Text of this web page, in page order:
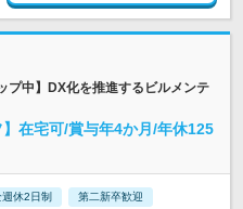
プ中】DX化を推進するビルメンテ
在宅可/賞与年4か月/年休125
休2日制 第二新卒歓迎